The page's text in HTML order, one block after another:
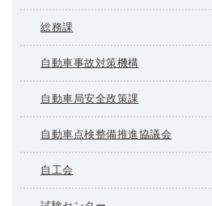
総務課
自動車事故対策機構
自動車局安全政策課
自動車点検整備推進協議会
自工会